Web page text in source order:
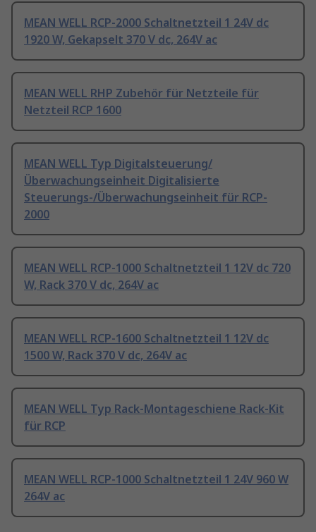
MEAN WELL RCP-2000 Schaltnetzteil 1 24V dc
1920 W, Gekapselt 370 V dc, 264V ac
MEAN WELL RHP Zubehör für Netzteile für
Netzteil RCP 1600
MEAN WELL Typ Digitalsteuerung/
Überwachungseinheit Digitalisierte
Steuerungs-/Überwachungseinheit für RCP-
2000
MEAN WELL RCP-1000 Schaltnetzteil 1 12V dc 720
W, Rack 370 V dc, 264V ac
MEAN WELL RCP-1600 Schaltnetzteil 1 12V dc
1500 W, Rack 370 V dc, 264V ac
MEAN WELL Typ Rack-Montageschiene Rack-Kit
für RCP
MEAN WELL RCP-1000 Schaltnetzteil 1 24V 960 W
264V ac